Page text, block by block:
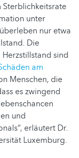
Sterblichkeitsrate
unter
nur etwa
Die
sind
am
Menschen, die
es zwingend
und
erläutert Dr.
Luxemburg.